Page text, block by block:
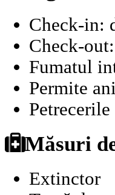
Check-in:
Check-
Fumatul
Permite
Măsuri
Extinctor